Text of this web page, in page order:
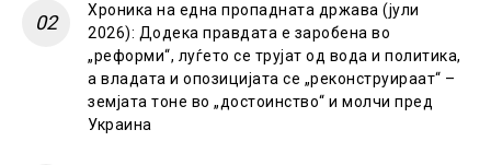
Хроника на една пропадната држава (јули
2026): Додека правдата е заробена во
„реформи“, луѓето се трујат од вода и политика,
а владата и опозицијата се „реконструираат“ –
земјата тоне во „достоинство“ и молчи пред
Украина